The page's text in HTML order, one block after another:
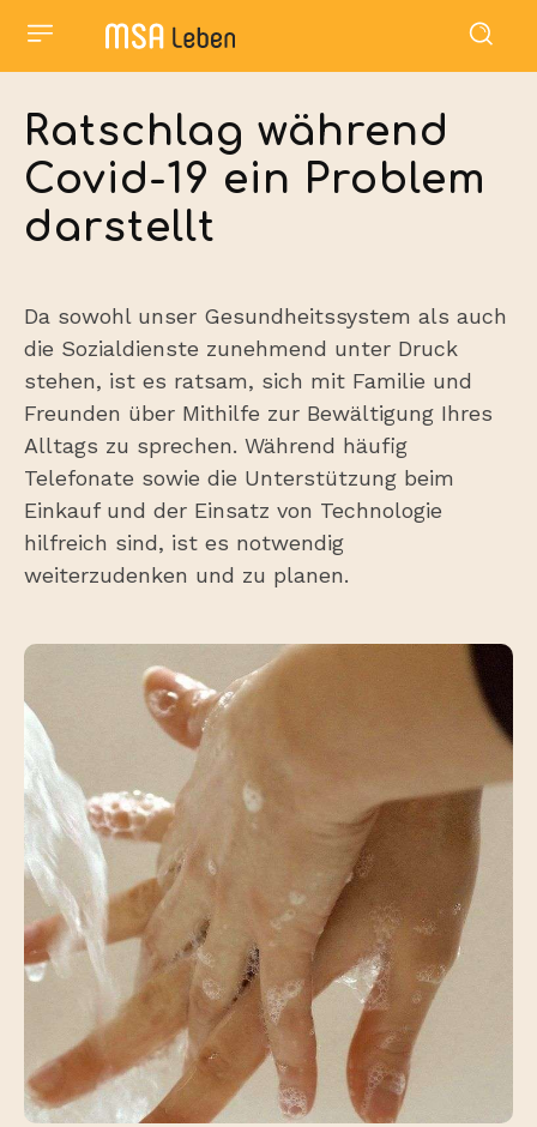
Ratschlag während
Covid-19 ein Problem
darstellt
Da sowohl unser Gesundheitssystem als auch
die Sozialdienste zunehmend unter Druck
stehen, ist es ratsam, sich mit Familie und
Freunden über Mithilfe zur Bewältigung Ihres
Alltags zu sprechen. Während häufig
Telefonate sowie die Unterstützung beim
Einkauf und der Einsatz von Technologie
hilfreich sind, ist es notwendig
weiterzudenken und zu planen.